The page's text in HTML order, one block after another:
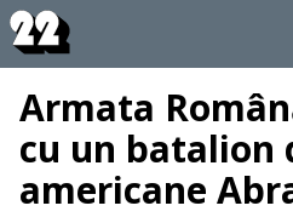
Armata
cu un batalion
americane